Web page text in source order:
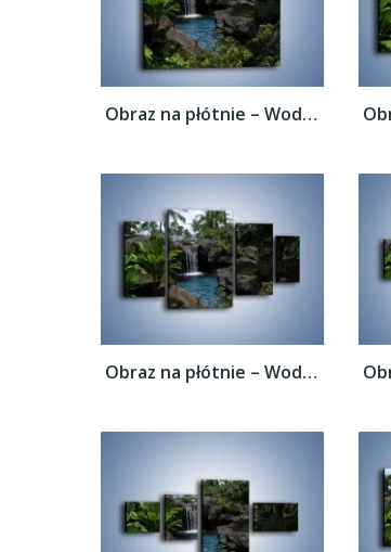
Obraz na płótnie – Wodospad wśród palm –...
Obraz na płótnie – Wodospad wśród palm –...